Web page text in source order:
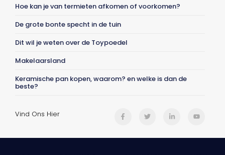
Hoe kan je van termieten afkomen of voorkomen?
De grote bonte specht in de tuin
Dit wil je weten over de Toypoedel
Makelaarsland
Keramische pan kopen, waarom? en welke is dan de
beste?
Vind Ons Hier